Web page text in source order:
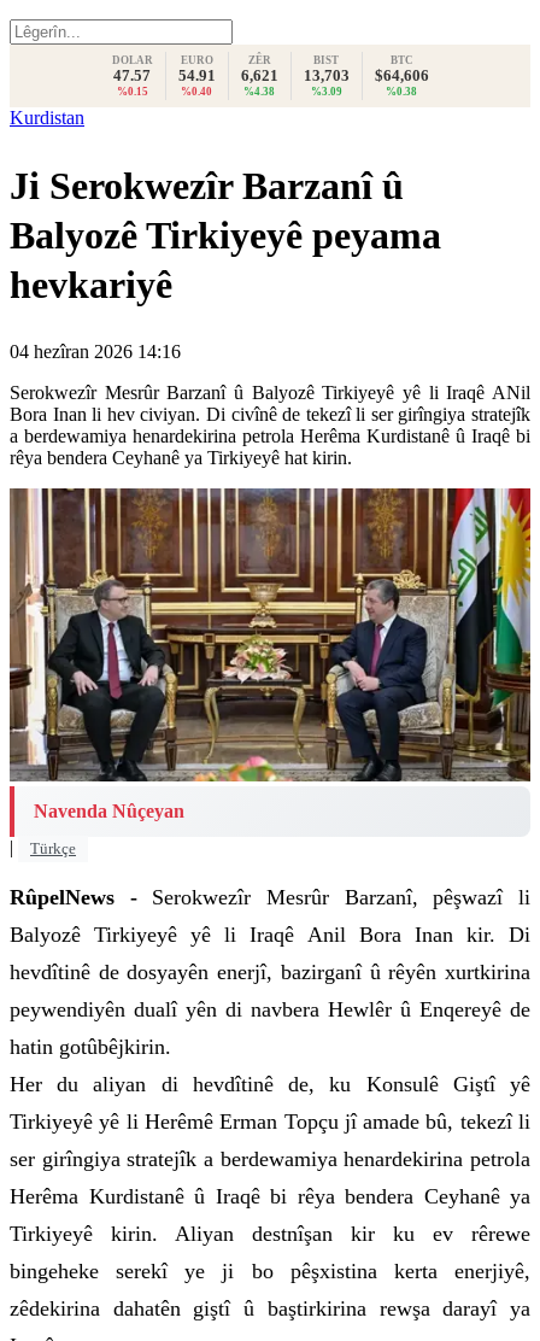
DOLAR
47.57
%0.15
EURO
54.91
%0.40
ZÊR
6,621
%4.38
BIST
13,703
%3.09
BTC
$64,606
%0.38
Kurdistan
Ji Serokwezîr Barzanî û
Balyozê Tirkiyeyê peyama
hevkariyê
04 hezîran 2026 14:16
Serokwezîr Mesrûr Barzanî û Balyozê Tirkiyeyê yê li Iraqê ANil
Bora Inan li hev civiyan. Di civînê de tekezî li ser girîngiya stratejîk
a berdewamiya henardekirina petrola Herêma Kurdistanê û Iraqê bi
rêya bendera Ceyhanê ya Tirkiyeyê hat kirin.
Navenda Nûçeyan
|
Türkçe
RûpelNews -Serokwezîr Mesrûr Barzanî, pêşwazî li
Balyozê Tirkiyeyê yê li Iraqê Anil Bora Inan kir. Di
hevdîtinê de dosyayên enerjî, bazirganî û rêyên xurtkirina
peywendiyên dualî yên di navbera Hewlêr û Enqereyê de
hatin gotûbêjkirin.
Her du aliyan di hevdîtinê de, ku Konsulê Giştî yê
Tirkiyeyê yê li Herêmê Erman Topçu jî amade bû, tekezî li
ser girîngiya stratejîk a berdewamiya henardekirina petrola
Herêma Kurdistanê û Iraqê bi rêya bendera Ceyhanê ya
Tirkiyeyê kirin. Aliyan destnîşan kir ku ev rêrewe
bingeheke serekî ye ji bo pêşxistina kerta enerjiyê,
zêdekirina dahatên giştî û baştirkirina rewşa darayî ya